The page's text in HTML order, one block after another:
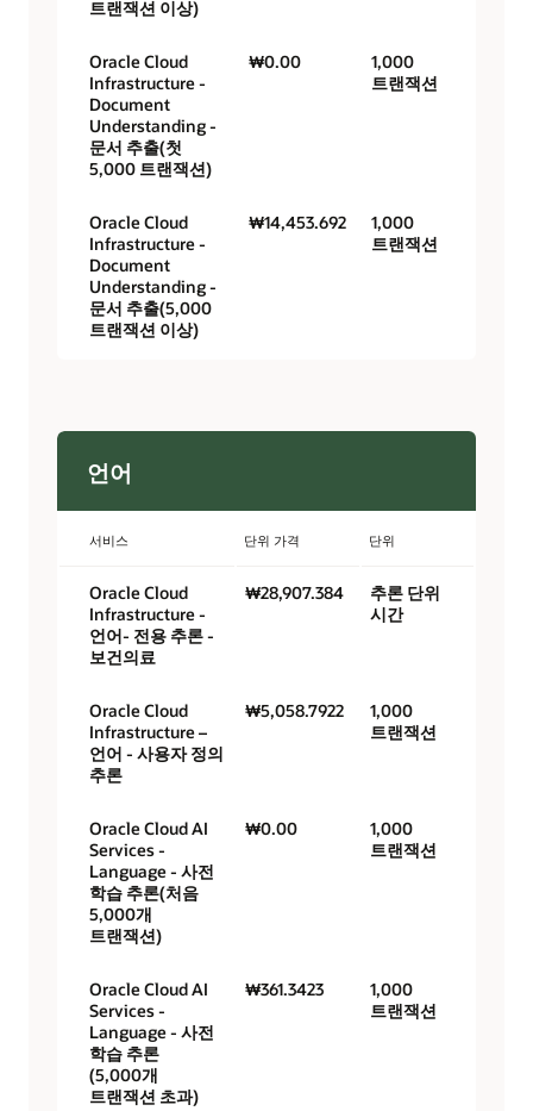
트랜잭션 이상)
Oracle Cloud
Infrastructure -
Document
Understanding -
문서 추출(첫
5,000 트랜잭션)
₩0.00
1,000
트랜잭션
Oracle Cloud
Infrastructure -
Document
Understanding -
문서 추출(5,000
트랜잭션 이상)
₩14,453.692
1,000
트랜잭션
언어
서비스 단위 가격 단위
Oracle Cloud
Infrastructure -
언어- 전용 추론 -
보건의료
₩28,907.384
추론 단위
시간
Oracle Cloud
Infrastructure –
언어 - 사용자 정의
추론
₩5,058.7922
1,000
트랜잭션
Oracle Cloud AI
Services -
Language - 사전
학습 추론(처음
5,000개
트랜잭션)
₩0.00
1,000
트랜잭션
Oracle Cloud AI
Services -
Language - 사전
학습 추론
(5,000개
트랜잭션 초과)
₩361.3423
1,000
트랜잭션